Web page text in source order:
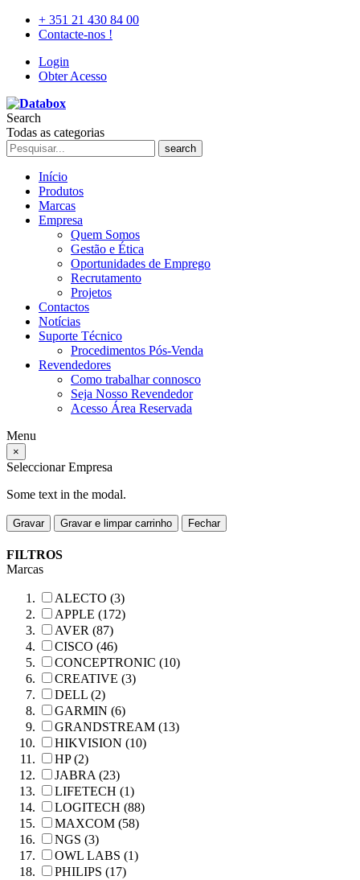
+ 351 21 430 84 00
Contacte-nos !
Login
Obter Acesso
Search
Todas as categorias
search
Início
Produtos
Marcas
Empresa
Quem Somos
Gestão e Ética
Oportunidades de Emprego
Recrutamento
Projetos
Contactos
Notícias
Suporte Técnico
Procedimentos Pós-Venda
Revendedores
Como trabalhar connosco
Seja Nosso Revendedor
Acesso Área Reservada
Menu
×
Seleccionar Empresa
Some text in the modal.
Gravar Gravar e limpar carrinho Fechar
FILTROS
Marcas
ALECTO (3)
APPLE (172)
AVER (87)
CISCO (46)
CONCEPTRONIC (10)
CREATIVE (3)
DELL (2)
GARMIN (6)
GRANDSTREAM (13)
HIKVISION (10)
HP (2)
JABRA (23)
LIFETECH (1)
LOGITECH (88)
MAXCOM (58)
NGS (3)
OWL LABS (1)
PHILIPS (17)